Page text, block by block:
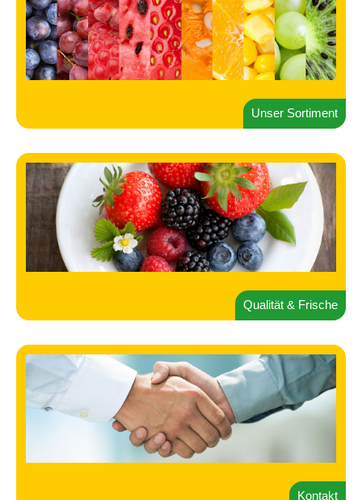
Unser Sortiment
Qualität & Frische
Kontakt